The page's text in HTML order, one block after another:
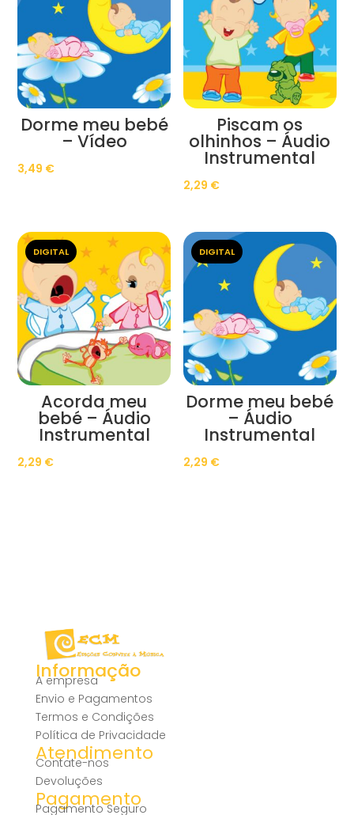
Dorme meu bebé
– Vídeo
3,49 €
Piscam os
olhinhos – Áudio
Instrumental
2,29 €
DIGITAL
Acorda meu
bebé – Áudio
Instrumental
2,29 €
DIGITAL
Dorme meu bebé
– Áudio
Instrumental
2,29 €
Informação
A empresa
Envio e Pagamentos
Termos e Condições
Política de Privacidade
Atendimento
Contate-nos
Devoluções
Pagamento
Pagamento Seguro